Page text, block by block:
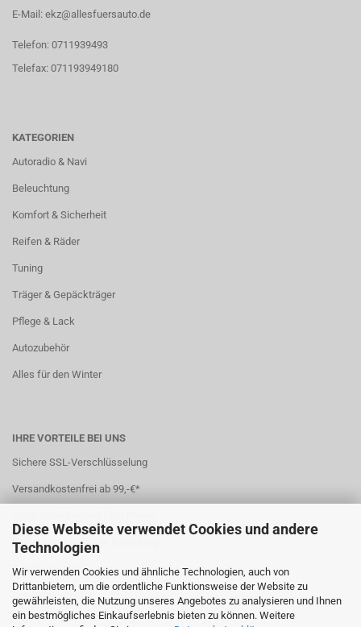
Diese Webseite verwendet Cookies und andere
Technologien
Wir verwenden Cookies und ähnliche Technologien, auch von
Drittanbietern, um die ordentliche Funktionsweise der Website zu
gewährleisten, die Nutzung unseres Angebotes zu analysieren und Ihnen
ein bestmögliches Einkaufserlebnis bieten zu können. Weitere
E-Mail: ekz@allesfuersauto.de
Telefon: 0711939493
Telefax: 071193949180
KATEGORIEN
Autoradio & Navi
Beleuchtung
Komfort & Sicherheit
Reifen & Räder
Tuning
Träger & Gepäckträger
Pflege & Lack
Autozubehör
Alles für den Winter
IHRE VORTEILE BEI UNS
Sichere SSL-Verschlüsselung
Versandkostenfrei ab 99,-€*
Sichere und einfache Bezahlung
7 Zahlungsarten
Schneller Versand
*(Ausland abweichend)